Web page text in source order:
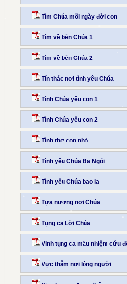
Tìm Chúa mỗi ngày đời con
Tìm về bên Chúa 1
Tìm về bên Chúa 2
Tín thác nơi tình yêu Chúa
Tình Chúa yêu con 1
Tình Chúa yêu con 2
Tình thơ con nhỏ
Tình yêu Chúa Ba Ngôi
Tình yêu Chúa bao la
Tựa nương nơi Chúa
Tụng ca Lời Chúa
Vinh tụng ca mầu nhiệm cứu
Vực thẳm nơi lòng người